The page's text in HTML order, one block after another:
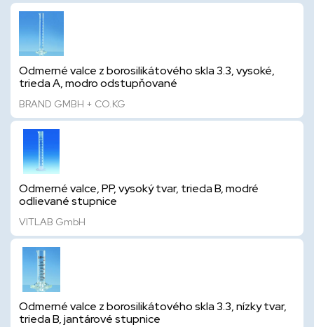
Odmerné valce z borosilikátového skla 3.3, vysoké,
trieda A, modro odstupňované
BRAND GMBH + CO.KG
Odmerné valce, PP, vysoký tvar, trieda B, modré
odlievané stupnice
VITLAB GmbH
Odmerné valce z borosilikátového skla 3.3, nízky tvar,
trieda B, jantárové stupnice